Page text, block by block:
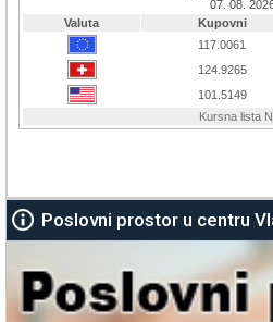
Poslovni prostor u centru